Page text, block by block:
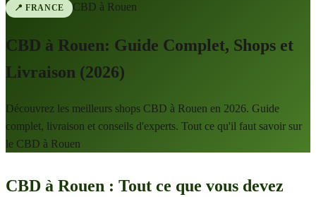
📍FRANCE CBD à Rouen
CBD à Rouen: Guide Complet, Shops et
Livraison (2026)
Découvrez les meilleurs shops CBD à Rouen en 2026. Guide
complet, livraison et conseils d'experts. Tout ce qu'il faut savoir sur
le CBD à Rouen
CBD à Rouen : Tout ce que vous devez